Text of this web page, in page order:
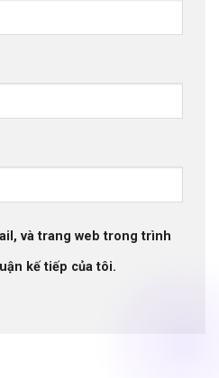
và trang web trong trình
kế tiếp của tôi.